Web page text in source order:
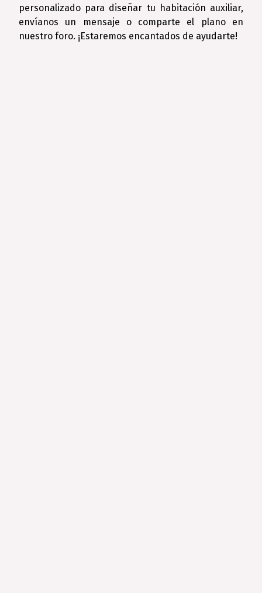
personalizado para diseñar tu habitación auxiliar,
envíanos un mensaje o comparte el plano en
nuestro foro. ¡Estaremos encantados de ayudarte!